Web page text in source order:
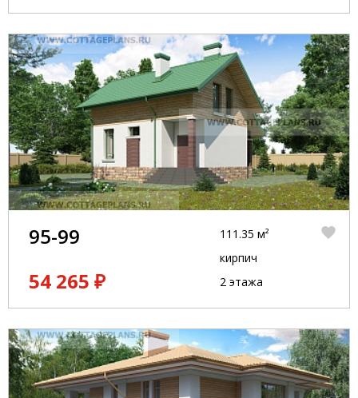
95-99
54 265 ₽
111.35 м²
кирпич
2 этажа